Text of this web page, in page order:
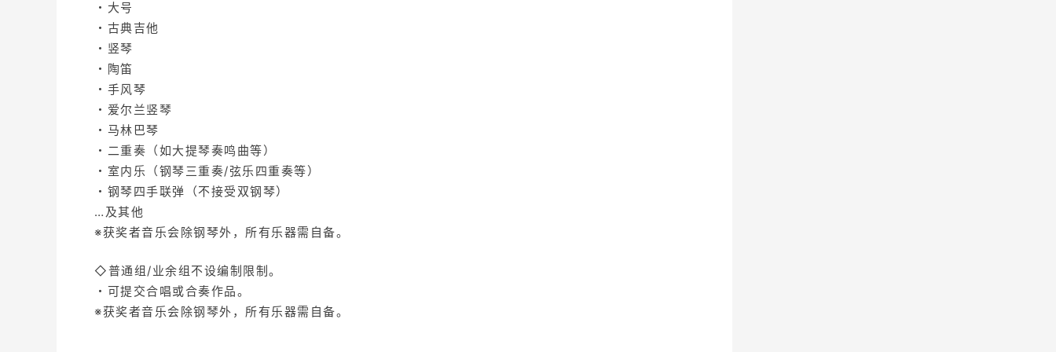
・大号
・古典吉他
・竖琴
・陶笛
・手风琴
・爱尔兰竖琴
・马林巴琴
・二重奏（如大提琴奏鸣曲等）
・室内乐（钢琴三重奏/弦乐四重奏等）
・钢琴四手联弹（不接受双钢琴）
…及其他
※获奖者音乐会除钢琴外，所有乐器需自备。
◇普通组/业余组不设编制限制。
・可提交合唱或合奏作品。
※获奖者音乐会除钢琴外，所有乐器需自备。